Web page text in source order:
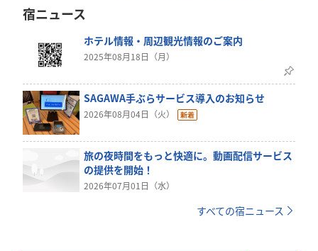
宿ニュース
ホテル情報・周辺観光情報のご案内
2025年08月18日（月）
SAGAWA手ぶらサービス導入のお知らせ
2026年08月04日（火）
旅の夜時間をもっと快適に。動画配信サービス
の提供を開始！
2026年07月01日（水）
すべての宿ニュース